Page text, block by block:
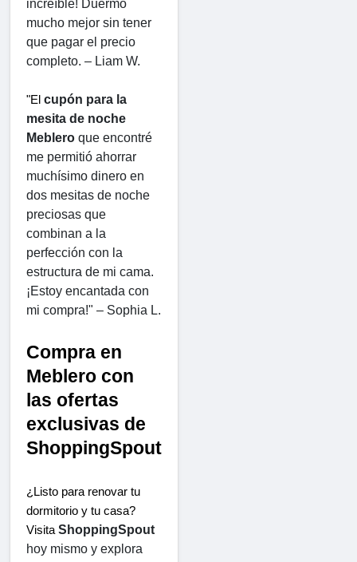
increíble! Duermo
mucho mejor sin tener
que pagar el precio
completo. – Liam W.
"El cupón para la
mesita de noche
Meblero que encontré
me permitió ahorrar
muchísimo dinero en
dos mesitas de noche
preciosas que
combinan a la
perfección con la
estructura de mi cama.
¡Estoy encantada con
mi compra!" – Sophia L.
Compra en
Meblero con
las ofertas
exclusivas de
ShoppingSpout
¿Listo para renovar tu
dormitorio y tu casa?
Visita ShoppingSpout
hoy mismo y explora